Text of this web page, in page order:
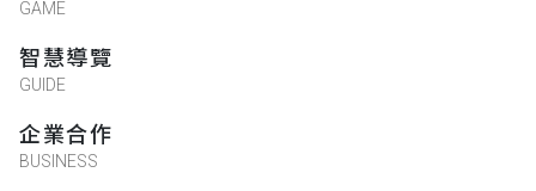
GAME
智慧導覽
GUIDE
企業合作
BUSINESS